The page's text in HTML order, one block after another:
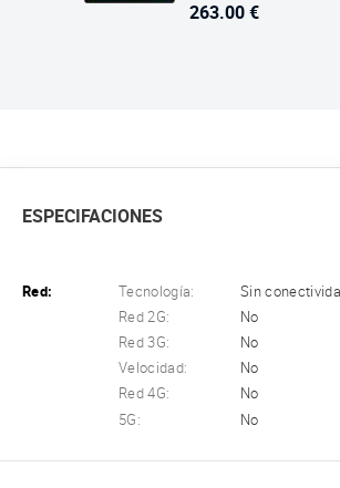
263.00 €
ESPECIFACIONES
Red: Tecnología:
Sin
Red 2G:
No
Red 3G:
No
Velocidad:
No
Red 4G:
No
5G:
No